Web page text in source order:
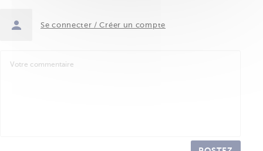
Se connecter / Créer un compte